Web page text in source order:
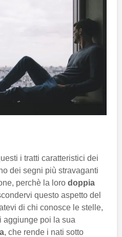
i tratti caratteristici dei
dei segni più stravaganti
perchè la loro doppia
questo aspetto del
di chi conosce le stelle,
aggiunge poi la sua
, che rende i nati sotto